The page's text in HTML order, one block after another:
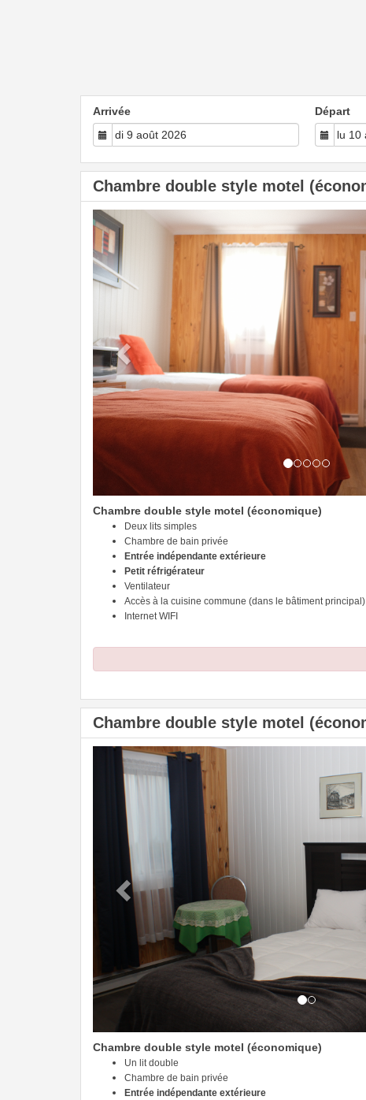
Arrivée Départ
Chambre double style motel
Previous
Chambre double style motel (économique)
Deux lits simples
Chambre de bain privée
Entrée indépendante extérieure
Petit réfrigérateur
Ventilateur
Accès à la cuisine commune (dans le bâtiment principal)
Internet WIFI
Chambre double style motel
Previous
Chambre double style motel (économique)
Un lit double
Chambre de bain privée
Entrée indépendante extérieure